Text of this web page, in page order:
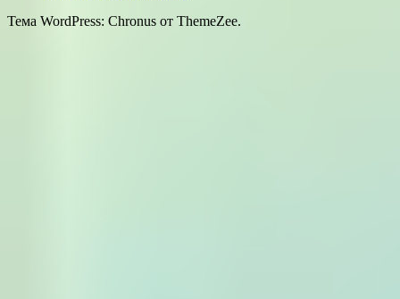
Тема WordPress: Chronus от ThemeZee.